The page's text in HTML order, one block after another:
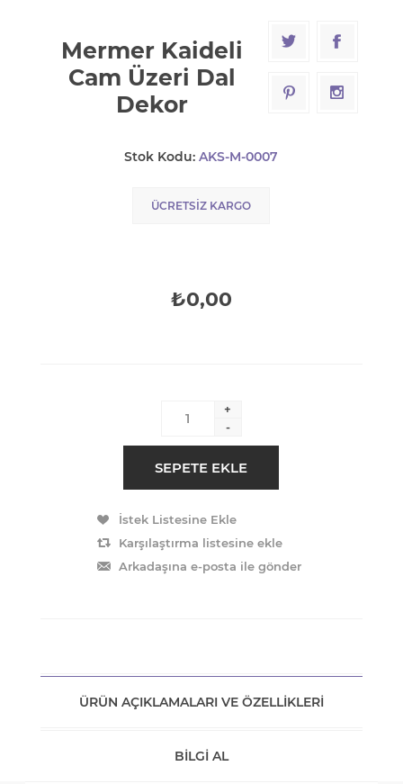
Mermer Kaideli
Cam Üzeri Dal
Dekor
Stok Kodu: AKS-M-0007
ÜCRETSIZ KARGO
₺0,00
+
-
ÜRÜN AÇIKLAMALARI VE ÖZELLIKLERI
BILGI AL